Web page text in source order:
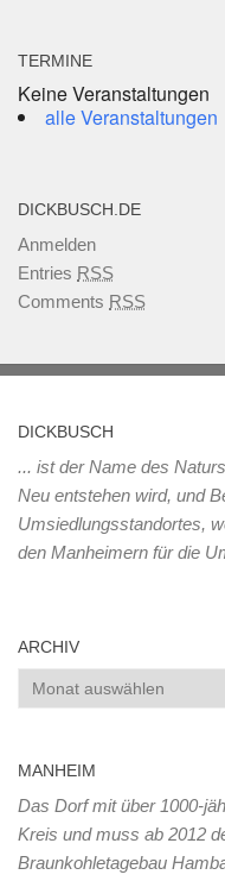
TERMINE
Keine Veranstaltungen
alle Veranstaltungen
DICKBUSCH.DE
Anmelden
Entries RSS
Comments RSS
DICKBUSCH
... ist der Name des
Neu entstehen wird, und
Umsiedlungsstandortes,
den Manheimern für die
ARCHIV
Archiv
MANHEIM
Das Dorf mit über 1000-
Kreis und muss ab 2012
Braunkohletagebau